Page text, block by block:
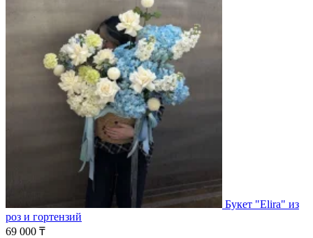
Букет "Elira" из
роз и гортензий
69 000 ₸